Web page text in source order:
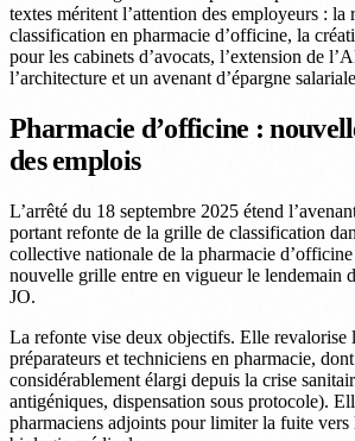
textes méritent l’attention des employeurs : la
classification en pharmacie d’officine, la
pour les cabinets d’avocats, l’extension de
l’architecture et un avenant d’épargne
Pharmacie d’officine :
des emplois
L’arrêté du 18 septembre 2025 étend
portant refonte de la grille de classification
collective nationale de la pharmacie
nouvelle grille entre en vigueur le lendemain
JO.
La refonte vise deux objectifs. Elle revalorise
préparateurs et techniciens en pharmacie,
considérablement élargi depuis la crise
antigéniques, dispensation sous protocole).
pharmaciens adjoints pour limiter la fuite vers